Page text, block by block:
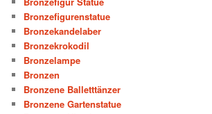
Bronzefigurenstatue
Bronzekandelaber
Bronzekrokodil
Bronzelampe
Bronzen
Bronzene Balletttänzer
Bronzene Gartenstatue